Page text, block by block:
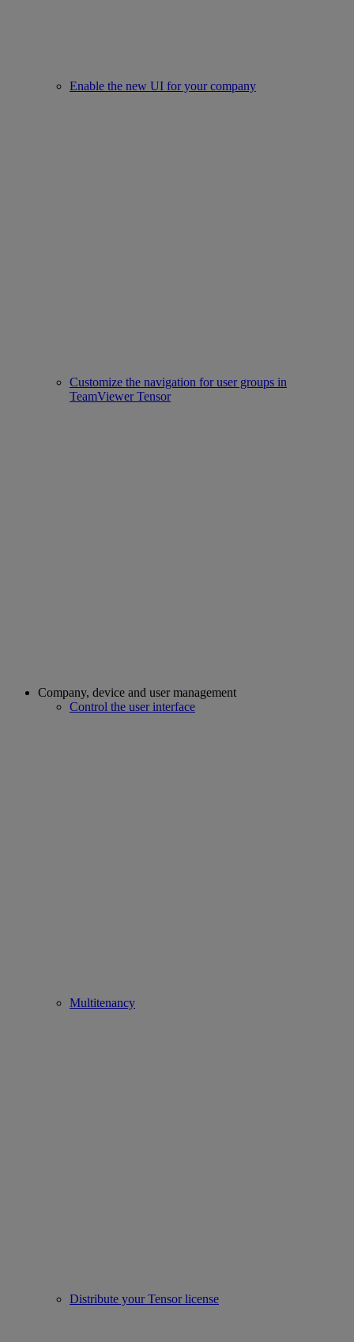
Enable the new UI for your company
Customize the navigation for user groups in
TeamViewer Tensor
Company, device and user management
Control the user interface
Multitenancy
Distribute your Tensor license